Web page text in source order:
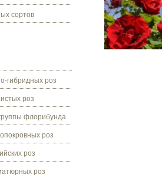
сортов
гибридных роз
роз
флорибунда
роз
роз
роз